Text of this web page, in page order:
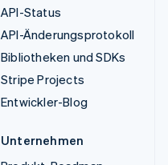
API-Status
API-Änderungsprotokoll
Bibliotheken und SDKs
Stripe Projects
Entwickler-Blog
Unternehmen